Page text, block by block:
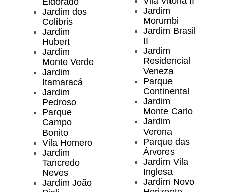
Jardim dos
Colibris
Jardim
Hubert
Jardim
Monte Verde
Jardim
Itamaracá
Jardim
Pedroso
Parque
Campo
Bonito
Vila Homero
Jardim
Tancredo
Neves
Jardim João
Jardim
Morumbi
Jardim Brasil
II
Jardim
Residencial
Veneza
Parque
Continental
Jardim
Monte Carlo
Jardim
Verona
Parque das
Árvores
Jardim Vila
Inglesa
Jardim Novo